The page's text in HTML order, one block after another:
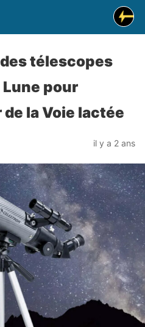
télescopes
pour
la Voie lactée
il y a 2 ans